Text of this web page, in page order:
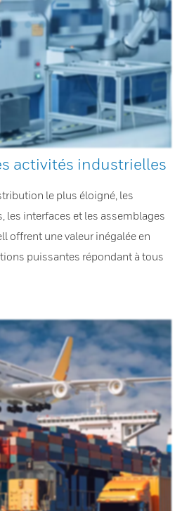
activités industrielles
le plus éloigné, les
les interfaces et les assemblages
offrent une valeur inégalée en
puissantes répondant à tous